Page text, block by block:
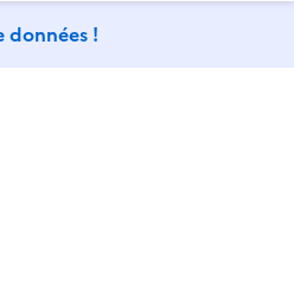
données !